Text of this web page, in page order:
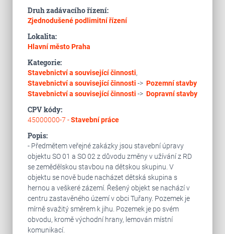
Druh zadávacího řízení:
Zjednodušené podlimitní řízení
Lokalita:
Hlavní město Praha
Kategorie:
Stavebnictví a související činnosti,
Stavebnictví a související činnosti -> Pozemní stavby
Stavebnictví a související činnosti -> Dopravní stavby
CPV kódy:
45000000-7 -Stavební práce
Popis:
- Předmětem veřejné zakázky jsou stavební úpravy
objektu SO 01 a SO 02 z důvodu změny v užívání z RD
se zemědělskou stavbou na dětskou skupinu. V
objektu se nově bude nacházet dětská skupina s
hernou a veškeré zázemí. Řešený objekt se nachází v
centru zastavěného území v obci Tuřany. Pozemek je
mírně svažitý směrem k jihu. Pozemek je po svém
obvodu, kromě východní hrany, lemován místní
komunikací.